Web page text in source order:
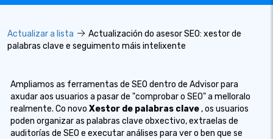
Actualizar a lista
Actualización do asesor SEO: xestor de
palabras clave e seguimento máis intelixente
Ampliamos as ferramentas de SEO dentro de Advisor para
axudar aos usuarios a pasar de "comprobar o SEO" a melloralo
realmente. Co novo Xestor de palabras clave, os usuarios
poden organizar as palabras clave obxectivo, extraelas de
auditorías de SEO e executar análises para ver o ben que se